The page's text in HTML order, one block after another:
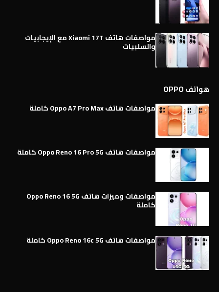
مواصفات هاتف Xiaomi 17T مع الإيجابيات
والسلبيات
هواتف OPPO
مواصفات هاتف Oppo A7 Pro Max كاملة
مواصفات هاتف Oppo Reno 16 Pro 5G كاملة
مواصفات وميزات هاتف Oppo Reno 16 5G
كاملة
مواصفات هاتف Oppo Reno 16c 5G كاملة